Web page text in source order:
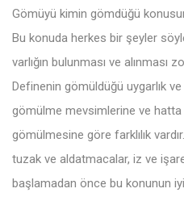
Gömüyü kimin gömdüğü
Bu konuda herkes bir şeyler
varlığın bulunması ve alınması
Definenin gömüldüğü uygarlık
gömülme mevsimlerine ve
gömülmesine göre farklılık
tuzak ve aldatmacalar, iz ve
başlamadan önce bu konunun